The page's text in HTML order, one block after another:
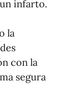
infarto.
la
con la
segura